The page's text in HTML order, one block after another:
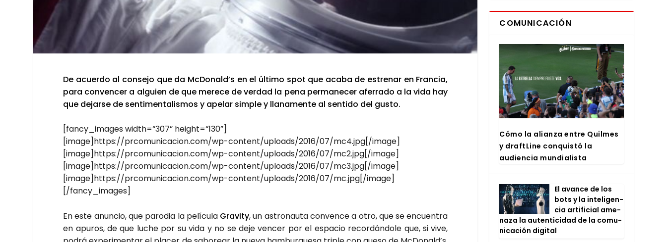
De acuer­do al con­se­jo que da McDo­nal­d’s en el últi­mo spot que aca­ba de estre­nar en Fran­cia,
para con­ven­cer a alguien de que mere­ce de ver­dad la pena per­ma­ne­cer afe­rra­do a la vida hay
que dejar­se de sen­ti­men­ta­lis­mos y ape­lar sim­ple y lla­na­men­te al sen­ti­do del gus­to.
[fancy_images width=“307” height=“130”]
[image]https://prcomunicacion.com/wp-content/uploads/2016/07/mc4.jpg[/image]
[image]https://prcomunicacion.com/wp-content/uploads/2016/07/mc2.jpg[/image]
[image]https://prcomunicacion.com/wp-content/uploads/2016/07/mc3.jpg[/image]
[image]https://prcomunicacion.com/wp-content/uploads/2016/07/mc.jpg[/image]
[/fancy_images]
En este anun­cio, que paro­dia la pelí­cu­la Gra­vity, un astro­nau­ta con­ven­ce a otro, que se encuen­tra
en apu­ros, de que luche por su vida y no se deje ven­cer por el espa­cio recor­dán­do­le que, si vive,
COMUNICACIÓN
Cómo la alian­za entre Quil­mes
y draftLi­ne con­quis­tó la
audien­cia mun­dia­lis­ta
El avan­ce de los
bots y la inte­li­gen­
cia arti­fi­cial ame­
na­za la auten­ti­ci­dad de la comu­
ni­ca­ción digi­tal